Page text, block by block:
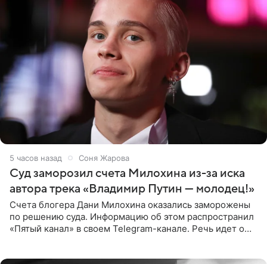
5 часов назад Соня Жарова
Суд заморозил счета Милохина из-за иска
автора трека «Владимир Путин — молодец!»
Счета блогера Дани Милохина оказались заморожены
по решению суда. Информацию об этом распространил
«Пятый канал» в своем Telegram-канале. Речь идет о